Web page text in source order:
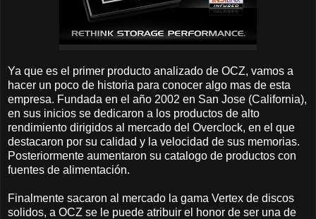
Ya que es el primer producto analizado de OCZ, vamos a
hacer un poco de historia para conocer algo mas de esta
empresa. Fundada en el año 2002 en San Jose (California),
en sus inicios se dedicaron a los productos de alto
rendimiento dirigidos al mercado del Overclock, en el que
destacaron por su calidad y la velocidad de sus memorias.
Posteriormente aumentaron su catalogo de productos con
fuentes de alimentación.
Finalmente sacaron al mercado la gama Vertex de discos
solidos, a OCZ se le puede atribuir el honor de ser una de